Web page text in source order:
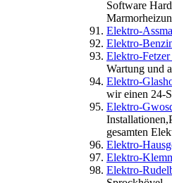
Software
Elektro-
Elektro-
Elektro-
Wartung und
Elektro-
wir einen 24-
Elektro-
gesamten
Elektro-
Elektro-
Elektro-